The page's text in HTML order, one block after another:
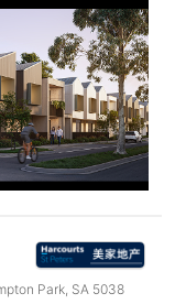
Park, SA 5038